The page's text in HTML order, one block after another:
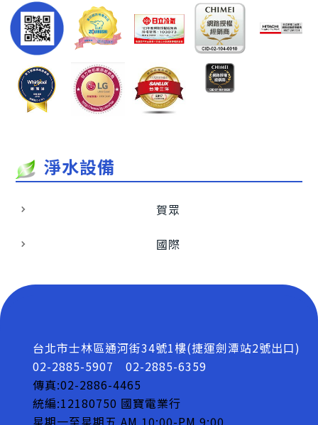
淨水設備
賀眾
國際
台北市士林區通河街34號1樓(捷運劍潭站2號出口)
02-2885-5907
02-2885-6359
傳真:02-2886-4465
統編:12180750 國寶電業行
星期一至星期五 AM 10:00-PM 9:00